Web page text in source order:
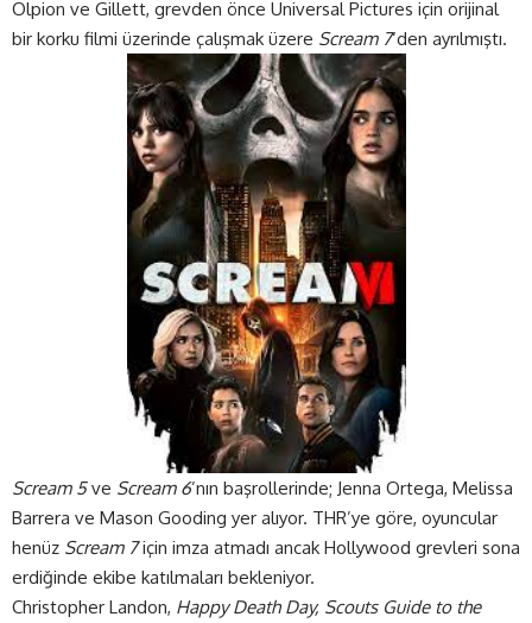
Olpion ve Gillett, grevden önce Universal Pictures için orijinal
bir korku filmi üzerinde çalışmak üzere Scream 7‘den ayrılmıştı.
Scream 5ve Scream 6’nın başrollerinde; Jenna Ortega, Melissa
Barrera ve Mason Gooding yer alıyor. THR’ye göre, oyuncular
henüz Scream 7için imza atmadı ancak Hollywood grevleri sona
erdiğinde ekibe katılmaları bekleniyor.
Christopher Landon, Happy Death Day, Scouts Guide to the